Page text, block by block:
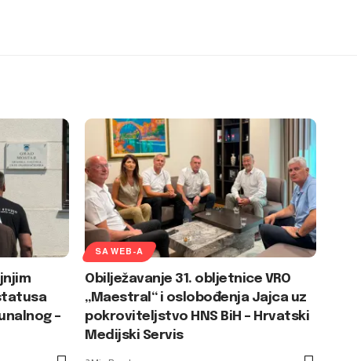
–
SA WEB-A
Obilježavanje 31. obljetnice VRO
„Maestral“ i oslobođenja Jajca uz
pokroviteljstvo HNS BiH – Hrvatski
Medijski Servis